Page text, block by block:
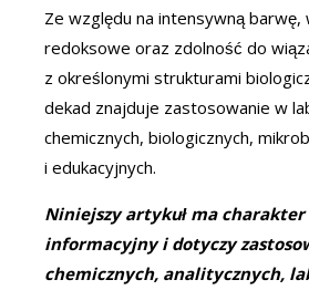
Ze względu na intensywną barwę,
redoksowe oraz zdolność do
z określonymi strukturami
dekad znajduje zastosowanie w
chemicznych, biologicznych,
i edukacyjnych.
Niniejszy artykuł ma charakter
informacyjny i dotyczy
chemicznych, analitycznych,